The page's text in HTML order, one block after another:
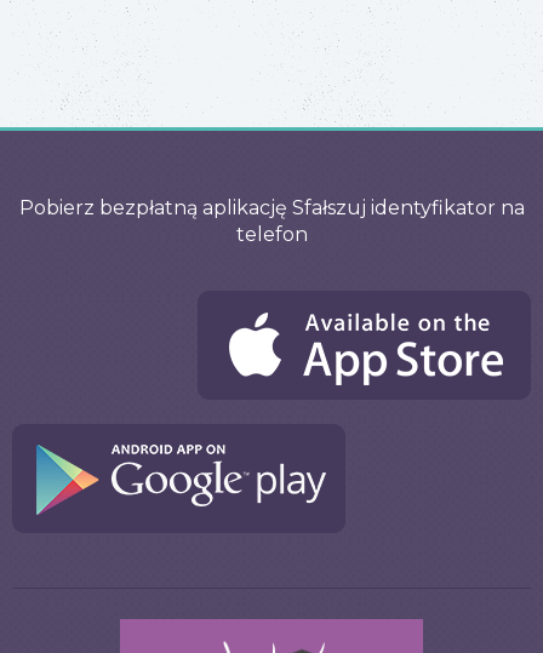
Pobierz bezpłatną aplikację Sfałszuj identyfikator na
telefon